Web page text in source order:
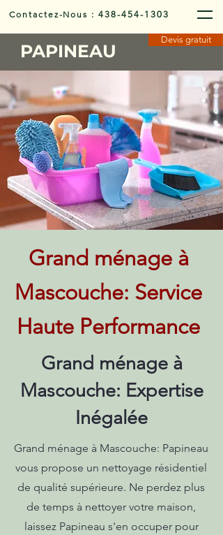
Contactez-Nous :438-454-1303
PAPINEAU
Devis gratuit
Grand ménage à
Mascouche: Service
Haute Performance
Grand ménage à
Mascouche: Expertise
Inégalée
Grand ménage à Mascouche: Papineau
vous propose un nettoyage résidentiel
de qualité supérieure. Ne perdez plus
de temps à nettoyer votre maison,
laissez Papineau s'en occuper pour